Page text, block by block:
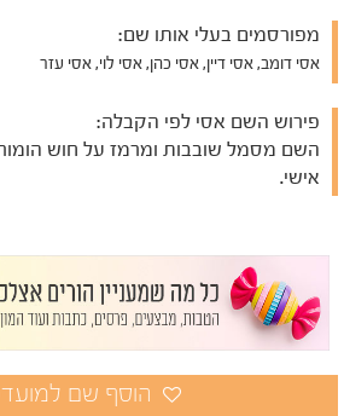
מפורסמים בעלי אותו שם:
אסי דומב, אסי דיין, אסי כהן, אסי לוי, אסי עזר
פירוש השם אסי לפי הקבלה:
השם מסמל שובבות ומרמז על חוש
אישי.